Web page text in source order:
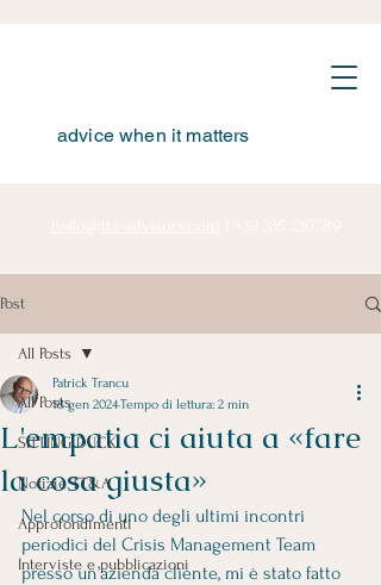
advice when it matters
Post
All Posts
SITTING DUCK
Notizie TT&A
Approfondimenti
Interviste e pubblicazioni
All Posts
L'empatia ci aiuta a «fare
la cosa giusta»
Patrick Trancu
18 gen 2024Tempo di lettura: 2 min
Nel corso di uno degli ultimi incontri
periodici del Crisis Management Team
presso un’azienda cliente, mi è stato fatto